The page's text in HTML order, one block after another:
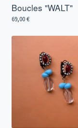
Boucles "WALT"
69,00€